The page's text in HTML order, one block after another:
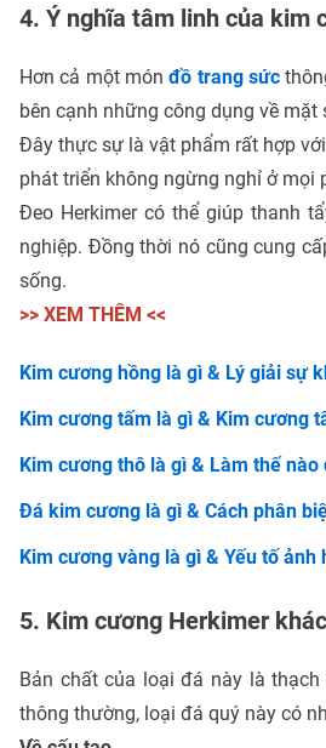
4. Ý nghĩa tâm linh của kim
Hơn cả một mónđồ trang sức
bên cạnh những công dụng về
Đây thực sự là vật phẩm rất hợp
phát triển không ngừng nghỉ ở mọi
Đeo Herkimer có thể giúp thanh
nghiệp. Đồng thời nó cũng cung
sống.
>> XEM THÊM <<
Kim cương hồng là gì & Lý giải sự
Kim cương tấm là gì & Kim cương
Kim cương thô là gì & Làm thế
Đá kim cương là gì & Cách phân
Kim cương vàng là gì & Yếu tố
5. Kim cương Herkimer
Bản chất của loại đá này là
thông thường, loại đá quý này có